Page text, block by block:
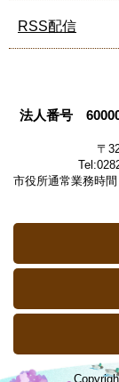
RSS配信
法人番号
〒
市役所通常業務時